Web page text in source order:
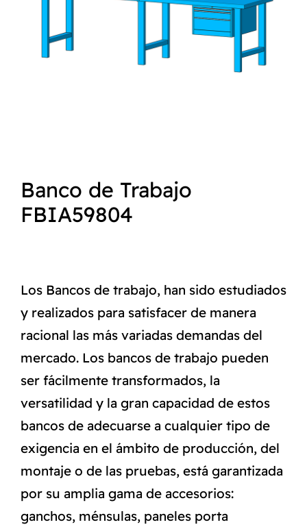
NORMAS ISO
Banco de Trabajo
FBIA59804
Los Bancos de trabajo, han sido estudiados
y realizados para satisfacer de manera
racional las más variadas demandas del
mercado. Los bancos de trabajo pueden
ser fácilmente transformados, la
versatilidad y la gran capacidad de estos
bancos de adecuarse a cualquier tipo de
exigencia en el ámbito de producción, del
montaje o de las pruebas, está garantizada
por su amplia gama de accesorios:
ganchos, ménsulas, paneles porta